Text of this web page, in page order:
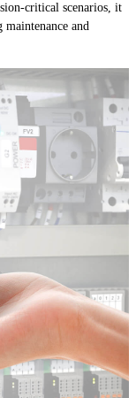
critical scenarios, it
and